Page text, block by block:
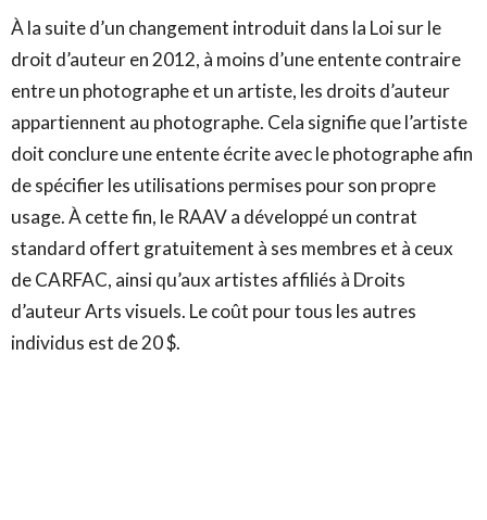
À la suite d’un changement introduit dans la Loi sur le
droit d’auteur en 2012, à moins d’une entente contraire
entre un photographe et un artiste, les droits d’auteur
appartiennent au photographe. Cela signifie que l’artiste
doit conclure une entente écrite avec le photographe afin
de spécifier les utilisations permises pour son propre
usage. À cette fin, le RAAV a développé un contrat
standard offert gratuitement à ses membres et à ceux
de CARFAC, ainsi qu’aux artistes affiliés à Droits
d’auteur Arts visuels. Le coût pour tous les autres
individus est de 20 $.